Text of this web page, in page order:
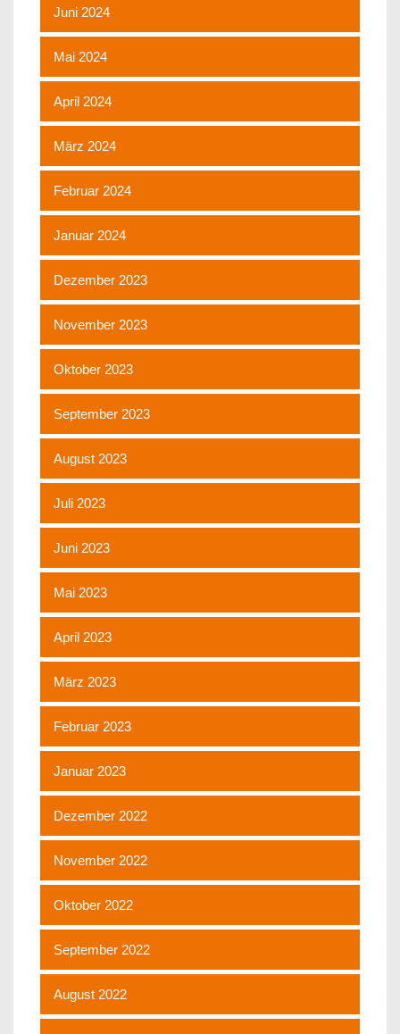
Juni 2024
Mai 2024
April 2024
März 2024
Februar 2024
Januar 2024
Dezember 2023
November 2023
Oktober 2023
September 2023
August 2023
Juli 2023
Juni 2023
Mai 2023
April 2023
März 2023
Februar 2023
Januar 2023
Dezember 2022
November 2022
Oktober 2022
September 2022
August 2022